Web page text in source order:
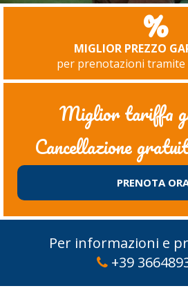
%
MIGLIOR PREZZO
per prenotazioni
Miglior tariffa
Cancellazione
PRENOTA
Per informazioni e
+39